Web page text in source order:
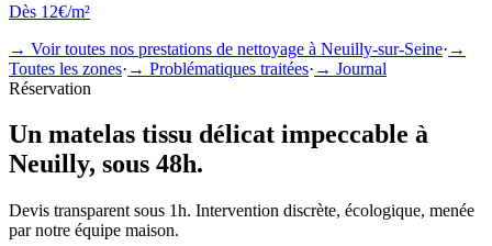
Dès 12€/m²
→ Voir toutes nos prestations de nettoyage à Neuilly-sur-Seine· →
Toutes les zones· → Problématiques traitées· → Journal
Réservation
Un matelas tissu délicat impeccable à
Neuilly, sous 48h.
Devis transparent sous 1h. Intervention discrète, écologique, menée
par notre équipe maison.